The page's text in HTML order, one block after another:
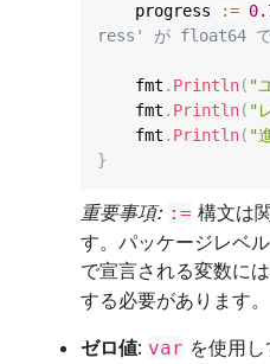
    progress
:=
ress' が float64 で
    fmt
. Println( "
    fmt
. Println( "
    fmt
. Println( "
}
重要事項: := 構文は
す。パッケージレベ
で宣言される変数には
する必要があります。
ゼロ値: var を使用